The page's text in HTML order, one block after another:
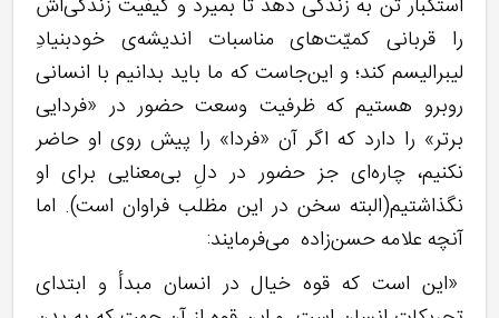
را قربانی کمیّت‌های مناسبات اندیشه‌ی خودبنیادِ
لیبرالیسم کند؛ و این‌جاست که ما باید بدانیم با انسانی
روبرو هستیم که ظرفیت وسعت حضور در «فردایی
برتر» را دارد که اگر آن «فردا» را پیش روی او حاضر
نکنیم، چاره‌ای جز حضور در دلِ بی‌معنایی برای او
نگذاشتیم(البته سخن در این مظلب فراوان است). اما
آنچه علامه حسن‌زاده می‌فرمایند:
«این است که قوه خیال در انسان مبدأ و ابتدای